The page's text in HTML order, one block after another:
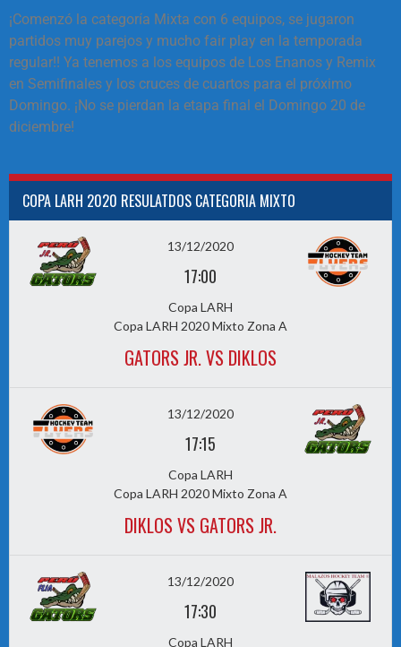
¡Comenzó la categoría Mixta con 6 equipos, se jugaron
partidos muy parejos y mucho fair play en la temporada
regular!! Ya tenemos a los equipos de Los Enanos y Remix
en Semifinales y los cruces de cuartos para el próximo
Domingo. ¡No se pierdan la etapa final el Domingo 20 de
diciembre!
COPA LARH 2020 RESULATDOS CATEGORIA MIXTO
13/12/2020
17:00
Copa LARH
Copa LARH 2020 Mixto Zona A
GATORS JR. VS DIKLOS
13/12/2020
17:15
Copa LARH
Copa LARH 2020 Mixto Zona A
DIKLOS VS GATORS JR.
13/12/2020
17:30
Copa LARH